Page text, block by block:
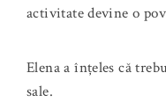
activitate devine o
Elena a înțeles că
sale.